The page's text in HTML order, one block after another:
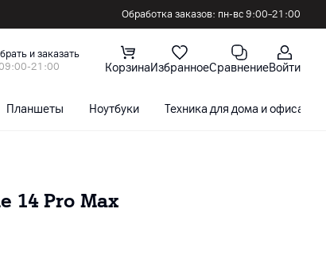
Обработка заказов: пн-вс 9:00–21:00
и заказать
21:00
КорзинаИзбранноеСравнениеВойти
Планшеты Ноутбуки Техника для дома и офиса
14 Pro Max